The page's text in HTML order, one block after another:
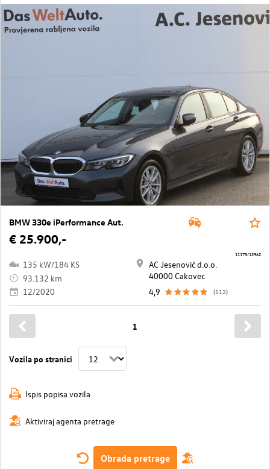
BMW 330e iPerformance Aut.
€ 25.900,-
135 kW/184 KS
93.132 km
12/2020
AC Jesenović d.o.o.
40000 Cakovec
4,9
(512)
11173/12962
Vozila po stranici
1
Ispis popisa vozila
Aktiviraj agenta pretrage
Obrada pretrage